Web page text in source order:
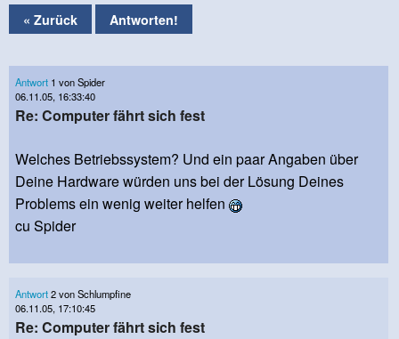
« Zurück Antworten!
Antwort 1 von Spider
06.11.05, 16:33:40
Re: Computer fährt sich fest
Welches Betriebssystem? Und ein paar Angaben über
Deine Hardware würden uns bei der Lösung Deines
Problems ein wenig weiter helfen
cu Spider
Antwort2 von Schlumpfine
06.11.05, 17:10:45
Re: Computer fährt sich fest